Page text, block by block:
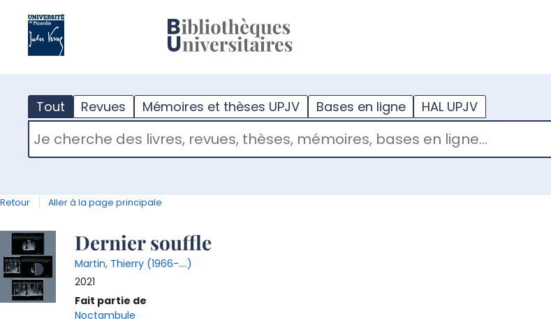
Tout Revues Mémoires et thèses UPJV Bases en ligne HAL UPJV
RECHERCHER DANS "TOUT"
Retour Aller à la page principale
Détail
document
Dernier souffle
Martin, Thierry (1966-....)
2021
Fait partie de
Noctambule